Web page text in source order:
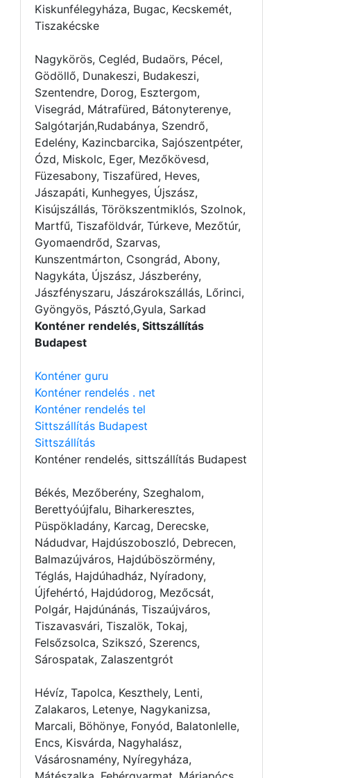
Kiskunfélegyháza, Bugac, Kecskemét,
Tiszakécske
Nagykörös, Cegléd, Budaörs, Pécel,
Gödöllő, Dunakeszi, Budakeszi,
Szentendre, Dorog, Esztergom,
Visegrád, Mátrafüred, Bátonyterenye,
Salgótarján,Rudabánya, Szendrő,
Edelény, Kazincbarcika, Sajószentpéter,
Ózd, Miskolc, Eger, Mezőkövesd,
Füzesabony, Tiszafüred, Heves,
Jászapáti, Kunhegyes, Újszász,
Kisújszállás, Törökszentmiklós, Szolnok,
Martfű, Tiszaföldvár, Túrkeve, Mezőtúr,
Gyomaendrőd, Szarvas,
Kunszentmárton, Csongrád, Abony,
Nagykáta, Újszász, Jászberény,
Jászfényszaru, Jászárokszállás, Lőrinci,
Gyöngyös, Pásztó,Gyula, Sarkad
Konténer rendelés, Sittszállítás
Budapest
Konténer guru
Konténer rendelés . net
Konténer rendelés tel
Sittszállítás Budapest
Sittszállítás
Konténer rendelés, sittszállítás Budapest
Békés, Mezőberény, Szeghalom,
Berettyóújfalu, Biharkeresztes,
Püspökladány, Karcag, Derecske,
Nádudvar, Hajdúszoboszló, Debrecen,
Balmazújváros, Hajdúböszörmény,
Téglás, Hajdúhadház, Nyíradony,
Újfehértó, Hajdúdorog, Mezőcsát,
Polgár, Hajdúnánás, Tiszaújváros,
Tiszavasvári, Tiszalök, Tokaj,
Felsőzsolca, Szikszó, Szerencs,
Sárospatak, Zalaszentgrót
Hévíz, Tapolca, Keszthely, Lenti,
Zalakaros, Letenye, Nagykanizsa,
Marcali, Böhönye, Fonyód, Balatonlelle,
Encs, Kisvárda, Nagyhalász,
Vásárosnamény, Nyíregyháza,